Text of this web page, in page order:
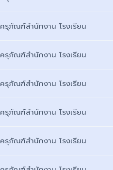
ครุภัณฑ์สำนักงาน โรงเรียน
ครุภัณฑ์สำนักงาน โรงเรียน
ครุภัณฑ์สำนักงาน โรงเรียน
ครุภัณฑ์สำนักงาน โรงเรียน
ครุภัณฑ์สำนักงาน โรงเรียน